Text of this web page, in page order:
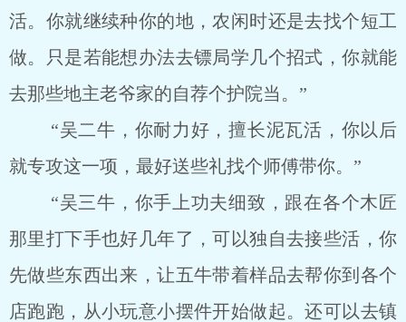
活。你就继续种你的地，农闲时还是去找个短工
做。只是若能想办法去镖局学几个招式，你就能
去那些地主老爷家的自荐个护院当。”
“吴二牛，你耐力好，擅长泥瓦活，你以后
就专攻这一项，最好送些礼找个师傅带你。”
“吴三牛，你手上功夫细致，跟在各个木匠
那里打下手也好几年了，可以独自去接些活，你
先做些东西出来，让五牛带着样品去帮你到各个
店跑跑，从小玩意小摆件开始做起。还可以去镇